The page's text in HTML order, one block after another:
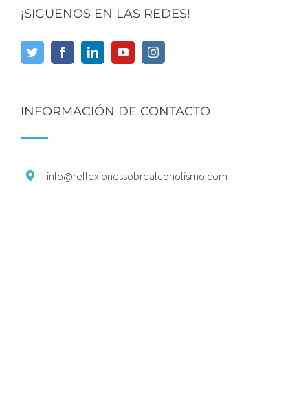
¡SIGUENOS EN LAS REDES!
INFORMACIÓN DE CONTACTO
info@reflexionessobrealcoholismo. com